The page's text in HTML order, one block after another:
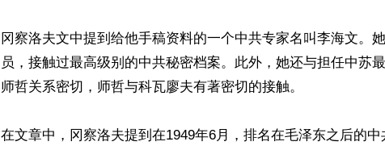
冈察洛夫文中提到给他手稿资料的一个中共专家名叫李海文。
员，接触过最高级别的中共秘密档案。此外，她还与担任中苏
师哲关系密切，师哲与科瓦廖夫有著密切的接触。
在文章中，冈察洛夫提到在1949年6月，排名在毛泽东之后的